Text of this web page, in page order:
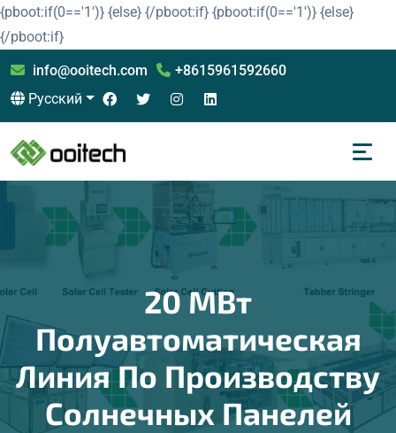
{pboot:if(0=='1')} {else} {/pboot:if} {pboot:if(0=='1')} {else}
{/pboot:if}
info@ooitech.com
+8615961592660
Русский
20 МВт
Полуавтоматическая
Линия По Производству
Солнечных Панелей